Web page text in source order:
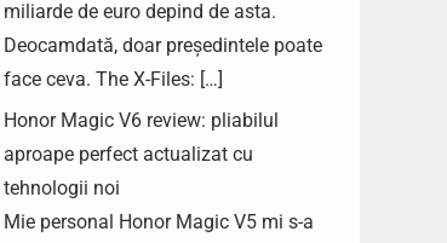
miliarde de euro depind de asta.
Deocamdată, doar președintele poate
face ceva. The X-Files: […]
Honor Magic V6 review: pliabilul
aproape perfect actualizat cu
tehnologii noi
Mie personal Honor Magic V5 mi s-a